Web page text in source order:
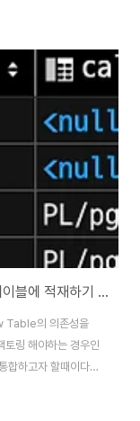
도 8.0.18 부터
i.id, i.titles[?] AS
[PostgreSQL] 모든 View 의 접근 기록 테이블에 적재하기 (애플리케이션 변경 없이)
Table의 의존성을
토링 해야하는 경우인
합하고자 할때이다.
만, ORM을 사용하